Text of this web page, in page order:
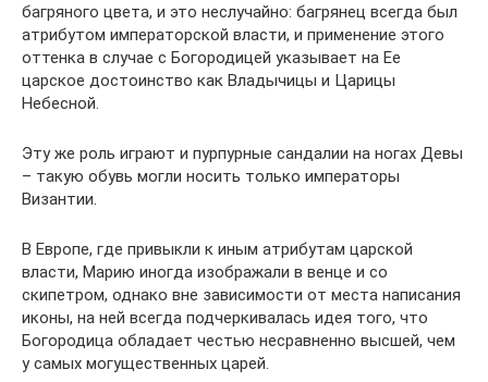
багряного цвета, и это неслучайно: багрянец всегда был
атрибутом императорской власти, и применение этого
оттенка в случае с Богородицей указывает на Ее
царское достоинство как Владычицы и Царицы
Небесной.
Эту же роль играют и пурпурные сандалии на ногах Девы
– такую обувь могли носить только императоры
Византии.
В Европе, где привыкли к иным атрибутам царской
власти, Марию иногда изображали в венце и со
скипетром, однако вне зависимости от места написания
иконы, на ней всегда подчеркивалась идея того, что
Богородица обладает честью несравненно высшей, чем
у самых могущественных царей.